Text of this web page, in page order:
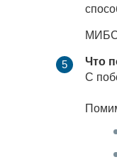
МИБС
Что
С